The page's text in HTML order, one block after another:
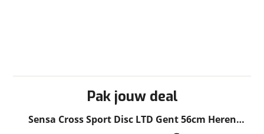
Pak jouw deal
Sensa Cross Sport Disc LTD Gent 56cm Heren